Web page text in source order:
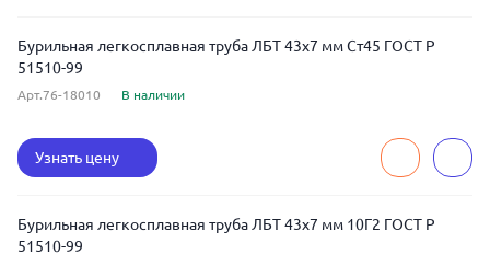
Бурильная легкосплавная труба ЛБТ 43x7 мм Ст45 ГОСТ Р
51510-99
Арт.76-18010 В наличии
Узнать цену
Бурильная легкосплавная труба ЛБТ 43x7 мм 10Г2 ГОСТ Р
51510-99